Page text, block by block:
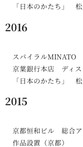
「日本のかたち」 松
2016
スパイラルMINATO
京葉銀行本店 ディス
「日本のかたち」 松
2015
京都恒和ビル 総合
作品設置（京都）